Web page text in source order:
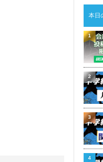
本日
1
2
3
4